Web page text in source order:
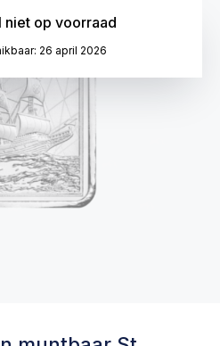
niet op voorraad
26 april 2026